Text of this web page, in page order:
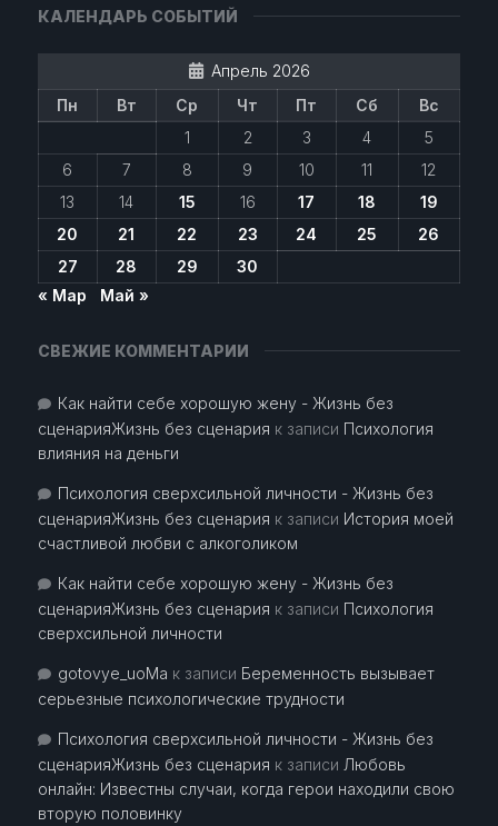
КАЛЕНДАРЬ СОБЫТИЙ
Апрель 2026
Пн
Вт Ср Чт Пт Сб
Вс
1
2 3 4
5
6
7 8 9 10 11
12
13
14 15 16 17 18
19
20
21 22 23 24 25
26
27
28 29
30
« Мар
Май »
СВЕЖИЕ КОММЕНТАРИИ
Как найти себе хорошую жену - Жизнь без
сценарияЖизнь без сценария к записи Психология
влияния на деньги
Психология сверхсильной личности - Жизнь без
сценарияЖизнь без сценария к записи История моей
счастливой любви с алкоголиком
Как найти себе хорошую жену - Жизнь без
сценарияЖизнь без сценария к записи Психология
сверхсильной личности
gotovye_uoMa к записи Беременность вызывает
серьезные психологические трудности
Психология сверхсильной личности - Жизнь без
сценарияЖизнь без сценария к записи Любовь
онлайн: Известны случаи, когда герои находили свою
вторую половинку